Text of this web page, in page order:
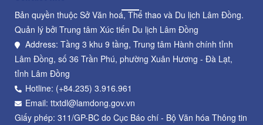
Bản quyền thuộc Sở Văn hoá, Thể thao và Du lịch Lâm Đồng.
Quản lý bởi Trung tâm Xúc tiến Du lịch Lâm Đồng
Address: Tầng 3 khu 9 tầng, Trung tâm Hành chính tỉnh
Lâm Đồng, số 36 Trần Phú, phường Xuân Hương - Đà Lạt,
tỉnh Lâm Đồng
Hotline: (+84.235) 3.916.961
Email: ttxtdl@lamdong.gov.vn
Giấy phép: 311/GP-BC do Cục Báo chí - Bộ Văn hóa Thông tin